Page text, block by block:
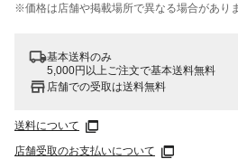
※価格は​店舗や​掲載場所で​異なる​場合が​ありま
基本送料のみ
5,000円以上ご注文で基本送料無料
店舗での受取は送料無料
送料について
店舗受取のお支払いについて